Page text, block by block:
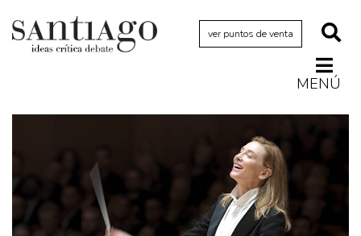
ver puntos de venta
MENÚ
Arquetipos de situación
Artes visuales
Ciencia